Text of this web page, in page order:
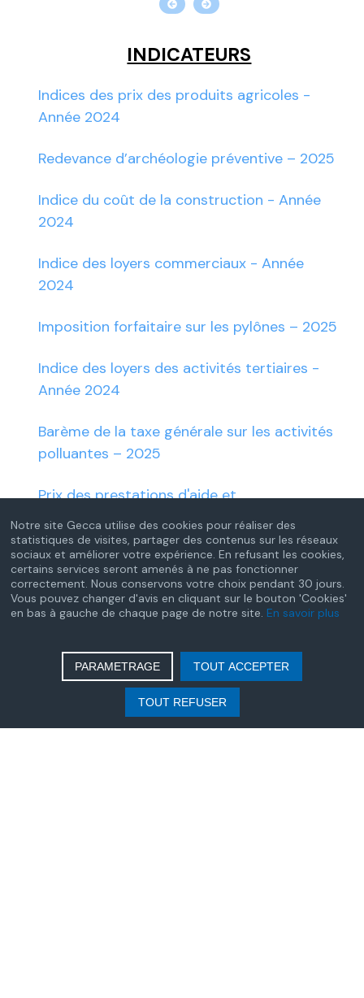
INDICATEURS
Indices des prix des produits agricoles -
Année 2024
Redevance d’archéologie préventive – 2025
Indice du coût de la construction - Année
2024
Indice des loyers commerciaux - Année
2024
Imposition forfaitaire sur les pylônes – 2025
Indice des loyers des activités tertiaires -
Année 2024
Barème de la taxe générale sur les activités
polluantes – 2025
Prix des prestations d'aide et
d'accompagnement à domicile de certains
services autonomie à domicile - Année
2025
Redevance due par les opérateurs agréés
de jeux ou de paris en ligne – Année 2025
Tableau des cotisations sociales dues par
les auxiliaires médicaux - Année 2024
Notre site Gecca utilise des cookies pour réaliser des
statistiques de visites, partager des contenus sur les réseaux
sociaux et améliorer votre expérience. En refusant les cookies,
certains services seront amenés à ne pas fonctionner
correctement. Nous conservons votre choix pendant 30 jours.
Vous pouvez changer d'avis en cliquant sur le bouton 'Cookies'
en bas à gauche de chaque page de notre site. En savoir plus
PARAMETRAGE TOUT ACCEPTER
TOUT REFUSER